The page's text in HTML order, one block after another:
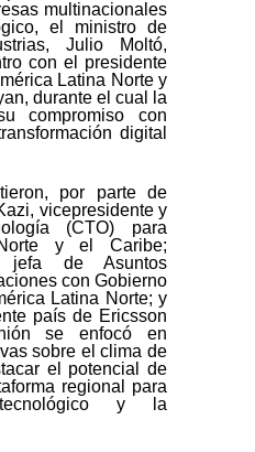
multinacionales
el ministro de
Julio Moltó,
con el presidente
Latina Norte y
durante el cual la
compromiso con
digital
por parte de
vicepresidente y
(CTO) para
y el Caribe;
jefa de Asuntos
con Gobierno
Latina Norte; y
país de Ericsson
se enfocó en
sobre el clima de
el potencial de
regional para
y la